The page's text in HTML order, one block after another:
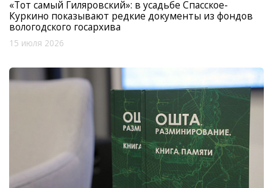
«Тот самый Гиляровский»: в усадьбе Спасское-
Куркино показывают редкие документы из фондов
вологодского госархива
15 июля 2026